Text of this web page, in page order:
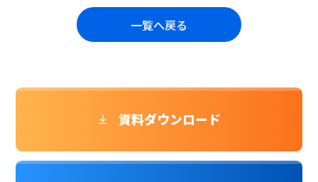
一覧へ戻る
資料ダウンロード